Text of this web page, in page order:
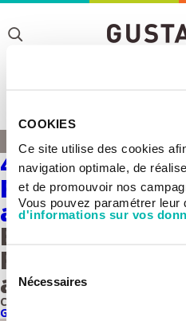
COOKIES
Ce site utilise des cookies
navigation optimale, de
et de promouvoir nos
Vous pouvez paramétrer leur
d'informations sur vos
Sélection
du
consentement
Nécessaires
Toggle
Toggle
Toggle
ACCUEIL
FILIPPO ROSSELLI
4Rs :
Réparation,
and ROS
Equipe 4Rs :
Réparation,
and ROS
Cette équipe est rattachée à l’
Génome et Cancers